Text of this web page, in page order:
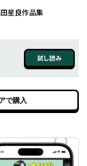
星良作品集
日
試し読み
で購入